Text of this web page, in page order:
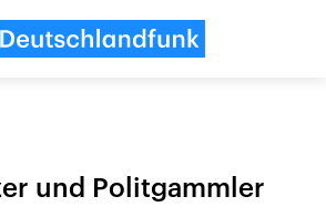
und Politgammler